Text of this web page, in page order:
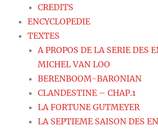
CREDITS
ENCYCLOPEDIE
TEXTES
A PROPOS DE LA SERIE DES
MICHEL VAN LOO
BERENBOOM-BARONIAN
CLANDESTINE – CHAP.1
LA FORTUNE GUTMEYER
LA SEPTIEME SAISON DES